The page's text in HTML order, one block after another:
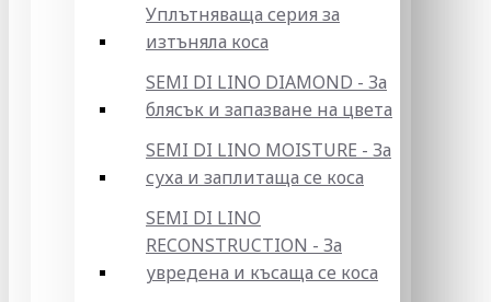
Уплътняваща серия за
изтъняла коса
SEMI DI LINO DIAMOND - За
блясък и запазване на цвета
SEMI DI LINO MOISTURE - За
суха и заплитаща се коса
SEMI DI LINO
RECONSTRUCTION - За
увредена и късаща се коса